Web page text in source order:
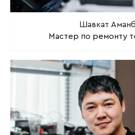
Шавкат
Мастер по ремонту